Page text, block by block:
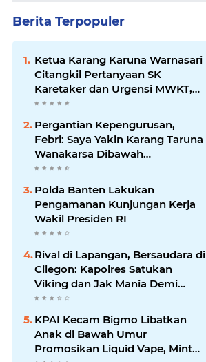
Berita Terpopuler
Ketua Karang Karuna Warnasari
Citangkil Pertanyaan SK
Karetaker dan Urgensi MWKT,
Saat Suasana Berduka
Pergantian Kepengurusan,
Febri: Saya Yakin Karang Taruna
Wanakarsa Dibawah
Kepemimpinan Bung Entus
Polda Banten Lakukan
Pengamanan Kunjungan Kerja
Wakil Presiden RI
Rival di Lapangan, Bersaudara di
Cilegon: Kapolres Satukan
Viking dan Jak Mania Demi
Nobar Damai Piala Presiden
KPAI Kecam Bigmo Libatkan
Anak di Bawah Umur
Promosikan Liquid Vape, Minta